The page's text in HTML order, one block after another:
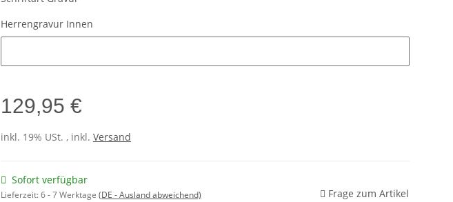
Herrengravur Innen
129,95 €
inkl. 19% USt. , inkl. Versand
Sofort verfügbar
Lieferzeit:6 - 7 Werktage (DE - Ausland abweichend) Frage zum Artikel